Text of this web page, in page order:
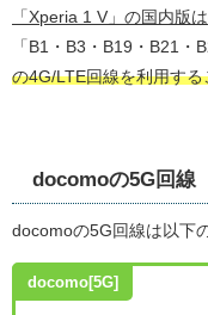
「Xperia 1 V」の国内版は
「B1・B3・B19・B21・
の4G/LTE回線を利用する
docomoの5G回線
docomoの5G回線は以下
docomo[5G]